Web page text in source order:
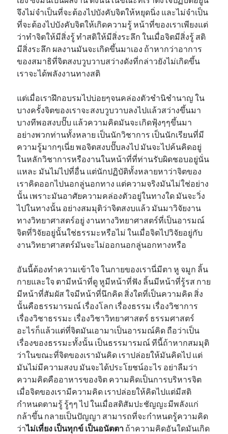
จึงไม่จำเป็นที่จะต้องไปบังคับจิตให้หยุดนิ่ง และไม่จำเป็น
ที่จะต้องไปบังคับจิตให้เกิดความรู้ หน้าที่ของเราเพียงแต่
ว่าทำจิตให้มีสิ่งรู้ ทำสติให้มีสิ่งระลึก ในเมื่อจิตมีสิ่งรู้ สติ
มีสิ่งระลึก ผลงานมันจะเกิดขึ้นมาเอง ถ้าหากว่าอาการ
ของสมาธิที่จิตสงบวูบวาบสว่างดังที่กล่าวยังไม่เกิดขึ้น
เราจะได้พลังงานทางสติ
แต่เมื่อเราฝึกอบรมไปบ่อยๆจนคล่องตัวชำนิชำนาญ ใน
บางครั้งจิตของเราจะสงบวูบวาบลงไปแล้วสว่างขึ้นมา
บางทีพอสงบปั๊บ แล้วความคิดมันจะเกิดฟุ้งๆๆขึ้นมา
อย่างพวกท่านทั้งหลาย เป็นนักวิชาการ เป็นนักเรียนที่มี
ความรู้มากๆเนี่ย พอจิตสงบปั๊บลงไป มันจะไปค้นคิดอยู่
ในหลักวิชาการหรืองานในหน้าที่ที่ท่านรับผิดชอบอยู่นั่น
แหละ มันไม่ไปที่อื่น แต่นักปฏิบัติทั้งหลายหาว่าจิตของ
เราคิดออกไปนอกลู่นอกทาง แต่ความจริงมันไม่ใช่อย่าง
นั้น เพราะมันอาศัยความคล่องตัวอยู่ในทางใด มันจะวิ่ง
ไปในทางนั้น อย่างสมมุติว่าจิตสงบแล้ว มันมาวิจัยงาน
ทางวิทยาศาสตร์อยู่ งานทางวิทยาศาสตร์ที่เป็นอารมณ์
จิตที่วิจัยอยู่นั้นใช่ธรรมะหรือไม่ ในเมื่อจิตไปวิจัยอยู่กับ
งานวิทยาศาสตร์มันจะไม่ออกนอกลู่นอกทางหรือ
อันนี้ต้องทำความเข้าใจ ในกายของเรานี่มีตา หู จมูก ลิ้น
กายและใจ ตามีหน้าที่ดู หูมีหน้าที่ฟัง ลิ้นมีหน้าที่รู้รส กาย
มีหน้าที่สัมผัส ใจมีหน้าที่นึกคิด สิ่งใดที่เป็นความคิด สิ่ง
นั้นคือธรรมารมณ์ เรื่องโลก เรื่องธรรม เรื่องวิชาการ
เรื่องวิชาธรรมะ เรื่องวิชาวิทยาศาสตร์ ธรรมศาสตร์
อะไรก็แล้วแต่ที่จิตมันเอามาเป็นอารมณ์คิด ถือว่าเป็น
เรื่องของธรรมะทั้งนั้น เป็นธรรมารมณ์ ทีนี้ถ้าหากสมมุติ
ว่าในขณะที่จิตของเรามันคิด เราปล่อยให้มันคิดไป แต่
มันไม่มีความสงบ มันจะได้ประโยชน์อะไร อย่าลืมว่า
ความคิดคืออาหารของจิต ความคิดเป็นการบริหารจิต
เมื่อจิตของเรามีความคิด เราปล่อยให้คิดไปแต่มีสติ
กำหนดตามรู้ รู้ๆๆ ไป ในเมื่อสติสัมปะชัญญะมีพลังแก่
กล้าขึ้น กลายเป็นปัญญา สามารถที่จะกำหนดรู้ความคิด
ว่าไม่เที่ยง เป็นทุกข์ เป็นอนัตตา ถ้าความคิดอันใดมันเกิด